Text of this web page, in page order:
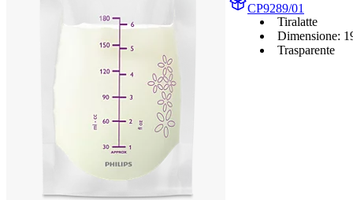
CP9289/01
Tiralatte
Dimensione:
Trasparente